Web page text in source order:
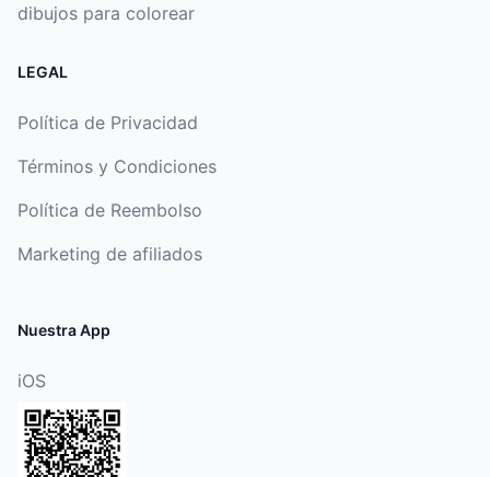
dibujos para colorear
LEGAL
Política de Privacidad
Términos y Condiciones
Política de Reembolso
Marketing de afiliados
Nuestra App
iOS